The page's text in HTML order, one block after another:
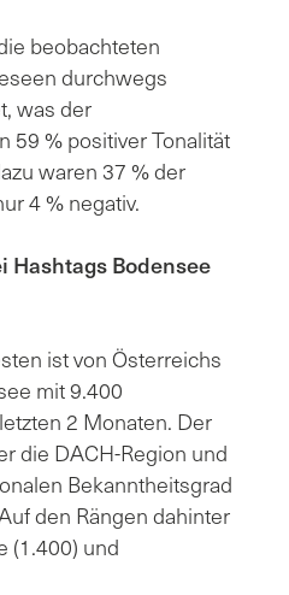
beobachteten
durchwegs
was der
59 % positiver Tonalität
waren 37 % der
4 % negativ.
Bodensee
ist von Österreichs
mit 9.400
2 Monaten. Der
die DACH-Region und
Bekanntheitsgrad
den Rängen dahinter
(1.400) und